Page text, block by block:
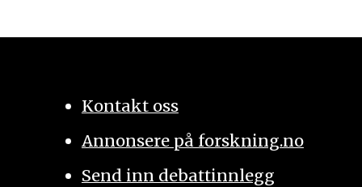
Kontakt oss
Annonsere på forskning.no
Send inn debattinnlegg